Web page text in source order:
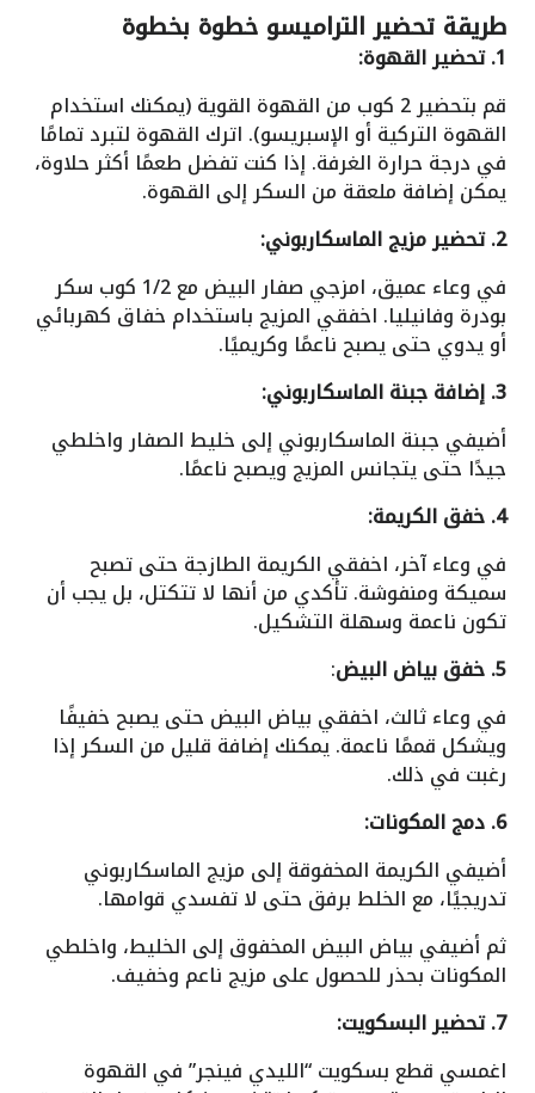
طريقة تحضير التراميسو خطوة بخطوة
1. تحضير القهوة:
قم بتحضير 2 كوب من القهوة القوية (يمكنك استخدام
القهوة التركية أو الإسبريسو). اترك القهوة لتبرد تمامًا
في درجة حرارة الغرفة. إذا كنت تفضل طعمًا أكثر حلاوة،
يمكن إضافة ملعقة من السكر إلى القهوة.
2. تحضير مزيج الماسكاربوني:
في وعاء عميق، امزجي صفار البيض مع 1/2 كوب سكر
بودرة وفانيليا. اخفقي المزيج باستخدام خفاق كهربائي
أو يدوي حتى يصبح ناعمًا وكريميًا.
3. إضافة جبنة الماسكاربوني:
أضيفي جبنة الماسكاربوني إلى خليط الصفار واخلطي
جيدًا حتى يتجانس المزيج ويصبح ناعمًا.
4. خفق الكريمة:
في وعاء آخر، اخفقي الكريمة الطازجة حتى تصبح
سميكة ومنفوشة. تأكدي من أنها لا تتكتل، بل يجب أن
تكون ناعمة وسهلة التشكيل.
5. خفق بياض البيض
:
في وعاء ثالث، اخفقي بياض البيض حتى يصبح خفيفًا
ويشكل قممًا ناعمة. يمكنك إضافة قليل من السكر إذا
رغبت في ذلك.
6. دمج المكونات:
أضيفي الكريمة المخفوقة إلى مزيج الماسكاربوني
تدريجيًا، مع الخلط برفق حتى لا تفسدي قوامها.
ثم أضيفي بياض البيض المخفوق إلى الخليط، واخلطي
المكونات بحذر للحصول على مزيج ناعم وخفيف.
7. تحضير البسكويت:
اغمسي قطع بسكويت “الليدي فينجر” في القهوة